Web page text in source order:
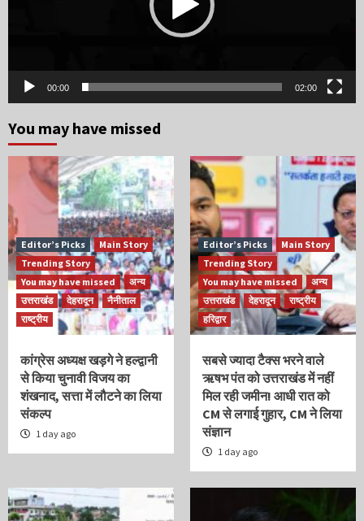
00:00 02:00
You may have missed
Editor’s Picks
Main Story
Trending Story
You may have missed
अन्य
उत्तराखंड
देहरादून
नैनीताल
राष्ट्रीय
कांग्रेस अध्यक्ष खड़गे ने हल्द्वानी
से किया चुनावी विजय का
शंखनाद, सत्ता में लौटने का लिया
संकल्प
1 day ago
Editor’s Picks
Main Story
Trending Story
You may have missed
अन्य
उत्तराखंड
देहरादून
राष्ट्रीय
हरिद्वार
सबसे ज्यादा टैक्स भरने वाले
ऋषभ पंत को उत्तराखंड में नहीं
मिल रही जमीन! आधी रात को
CM से लगाई गुहार, CM ने लिया
संज्ञान
1 day ago